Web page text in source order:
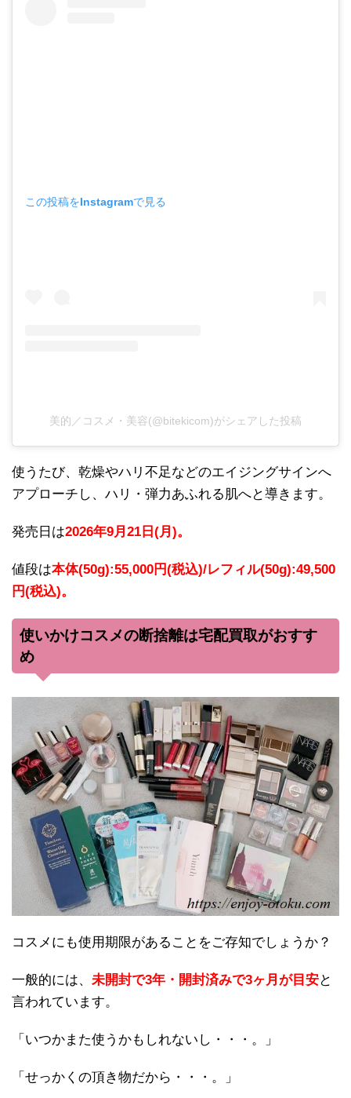
この投稿をInstagramで見る
美的／コスメ・美容(@bitekicom)がシェアした投稿
使うたび、乾燥やハリ不足などのエイジングサインへ
アプローチし、ハリ・弾力あふれる肌へと導きます。
発売日は2026年9月21日(月)。
値段は本体(50g):55,000円(税込)/レフィル(50g):49,500
円(税込)。
使いかけコスメの断捨離は宅配買取がおすす
め
コスメにも使用期限があることをご存知でしょうか？
一般的には、 未開封で3年・開封済みで3ヶ月が目安と
言われています。
「いつかまた使うかもしれないし・・・。」
「せっかくの頂き物だから・・・。」